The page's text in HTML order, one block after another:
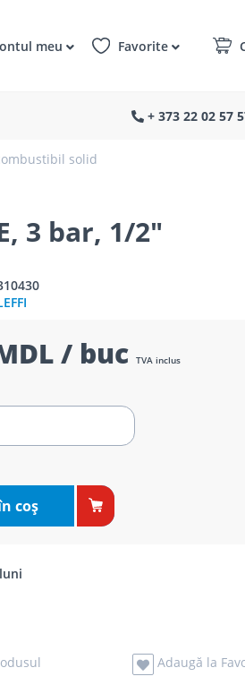
meu Favorite
+ 373 22 02 57
solid
3 bar, 1/2"
/ buc TVA inclus
coş
Adaugă la